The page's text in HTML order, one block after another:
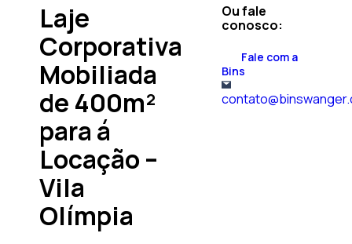
Laje
Corporativa
Mobiliada
de 400m²
para á
Locação –
Vila
Olímpia
Ou fale
conosco:
Fale com a
Bins